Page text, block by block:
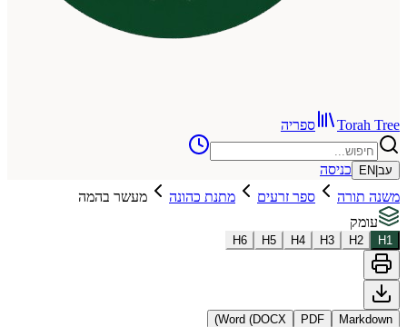
ספריה
כניסה
ספר זרעים מתנת כהונה
מעשר בהמה
H3
H4
H5
H6
PDF
Word (DOCX)